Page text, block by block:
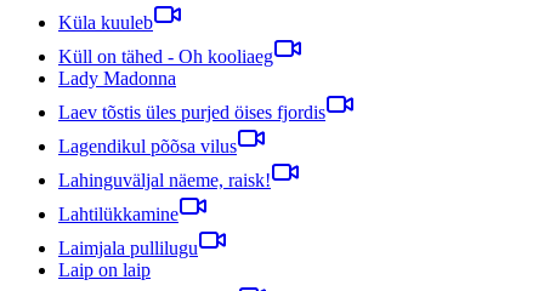
Küla kuuleb
Küll on tähed - Oh kooliaeg
Lady Madonna
Laev tõstis üles purjed öises fjordis
Lagendikul põõsa vilus
Lahinguväljal näeme, raisk!
Lahtilükkamine
Laimjala pullilugu
Laip on laip